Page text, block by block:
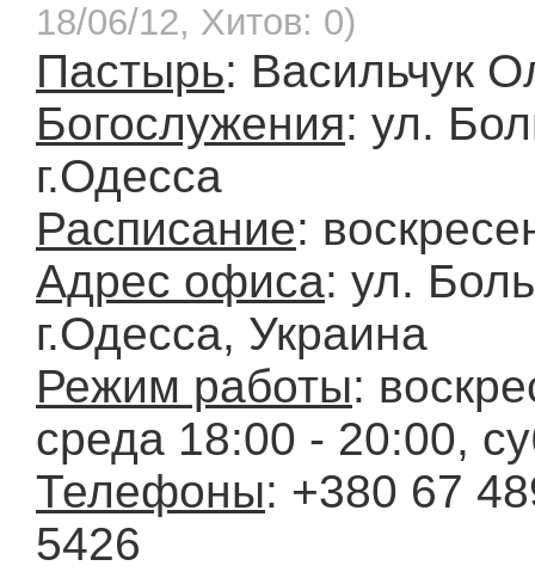
18/06/12, Хитов: 0)
Пастырь: Васильчук
Богослужения: ул.
г.Одесса
Расписание:
Адрес офиса: ул.
г.Одесса, Украина
Режим работы:
среда 18:00 - 20:00,
Телефоны: +380 67
5426